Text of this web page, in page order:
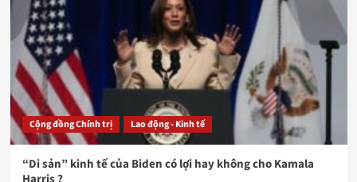
Cộng đồng Chính trị Lao động - Kinh tế
“Di sản” kinh tế của Biden có lợi hay không cho Kamala